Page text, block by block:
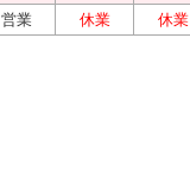
営業 休業 休業